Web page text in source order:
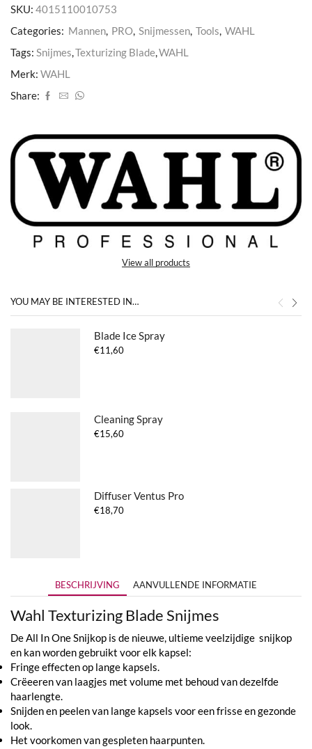
SKU: 4015110010753
Categories: Mannen, PRO, Snijmessen, Tools, WAHL
Tags: Snijmes,Texturizing Blade,WAHL
Merk: WAHL
Share:
View all products
YOU MAY BE INTERESTED IN…
Blade Ice Spray
€11,60
Cleaning Spray
€15,60
Diffuser Ventus Pro
€18,70
BESCHRIJVING AANVULLENDE INFORMATIE
Wahl Texturizing Blade Snijmes
De All In One Snijkop is de nieuwe, ultieme veelzijdige snijkop
en kan worden gebruikt voor elk kapsel:
Fringe effecten op lange kapsels.
Crëeeren van laagjes met volume met behoud van dezelfde
haarlengte.
Snijden en peelen van lange kapsels voor een frisse en gezonde
look.
Het voorkomen van gespleten haarpunten.